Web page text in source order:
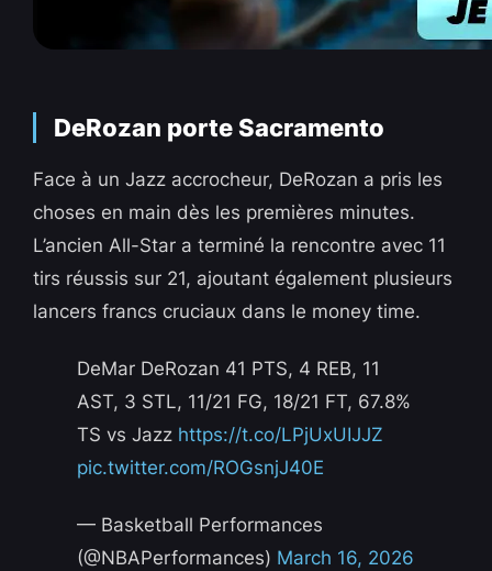
DeRozan porte Sacramento
Face à un Jazz accrocheur, DeRozan a pris les
choses en main dès les premières minutes.
L’ancien All-Star a terminé la rencontre avec 11
tirs réussis sur 21, ajoutant également plusieurs
lancers francs cruciaux dans le money time.
DeMar DeRozan 41 PTS, 4 REB, 11
AST, 3 STL, 11/21 FG, 18/21 FT, 67.8%
TS vs Jazz https://t.co/LPjUxUIJJZ
pic.twitter.com/ROGsnjJ40E
— Basketball Performances
(@NBAPerformances) March 16, 2026